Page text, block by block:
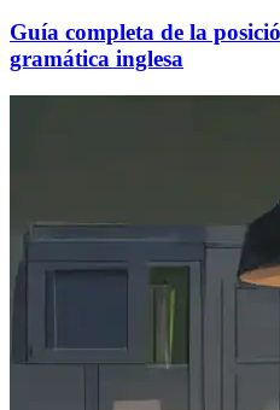
Guía completa de la
gramática inglesa